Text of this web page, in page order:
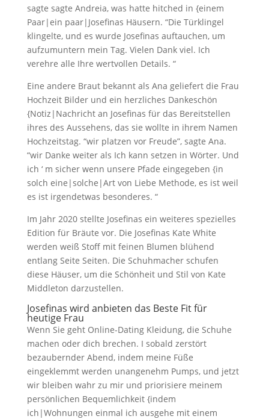
sagte sagte Andreia, was hatte hitched in {einem
Paar|ein paar|Josefinas Häusern. “Die Türklingel
klingelte, und es wurde Josefinas auftauchen, um
aufzumuntern mein Tag. Vielen Dank viel. Ich
verehre alle Ihre wertvollen Details. “
Eine andere Braut bekannt als Ana geliefert die Frau
Hochzeit Bilder und ein herzliches Dankeschön
{Notiz|Nachricht an Josefinas für das Bereitstellen
ihres des Aussehens, das sie wollte in ihrem Namen
Hochzeitstag. “wir platzen vor Freude”, sagte Ana.
“wir Danke weiter als Ich kann setzen in Wörter. Und
ich ‘ m sicher wenn unsere Pfade eingegeben {in
solch eine|solche|Art von Liebe Methode, es ist weil
es ist irgendetwas besonderes. “
Im Jahr 2020 stellte Josefinas ein weiteres spezielles
Edition für Bräute vor. Die Josefinas Kate White
werden weiß Stoff mit feinen Blumen blühend
entlang Seite Seiten. Die Schuhmacher schufen
diese Häuser, um die Schönheit und Stil von Kate
Middleton darzustellen.
Josefinas wird anbieten das Beste Fit für
heutige Frau
Wenn Sie geht Online-Dating Kleidung, die Schuhe
machen oder dich brechen. I sobald zerstört
bezaubernder Abend, indem meine Füße
eingeklemmt werden unangenehm Pumps, und jetzt
wir bleiben wahr zu mir und priorisiere meinem
persönlichen Bequemlichkeit {indem
ich|Wohnungen einmal ich ausgehe mit einem